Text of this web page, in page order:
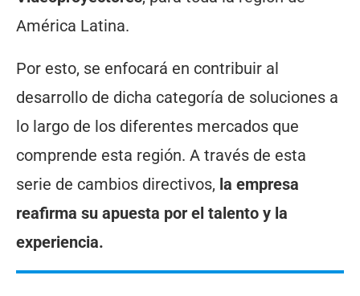
América Latina.
Por esto, se enfocará en contribuir al
desarrollo de dicha categoría de soluciones a
lo largo de los diferentes mercados que
comprende esta región. A través de esta
serie de cambios directivos, la empresa
reafirma su apuesta por el talento y la
experiencia.